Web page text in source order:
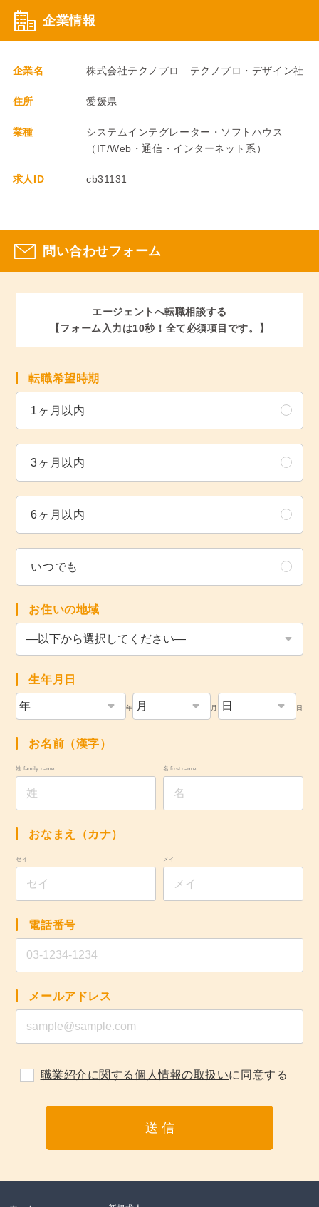
企業情報
企業名 株式会社テクノプロ テクノプロ・デザイン社
住所 愛媛県
業種
システムインテグレーター・ソフトハウス
（IT/Web・通信・インターネット系）
求人ID cb31131
問い合わせフォーム
エージェントへ転職相談する
【フォーム入力は10秒！全て必須項目です。】
転職希望時期
1ヶ月以内
3ヶ月以内
6ヶ月以内
いつでも
お住いの地域
生年月日
年 月 日
お名前（漢字）
姓 family name 名 first name
おなまえ（カナ）
セイ メイ
電話番号
メールアドレス
職業紹介に関する個人情報の取扱いに同意する